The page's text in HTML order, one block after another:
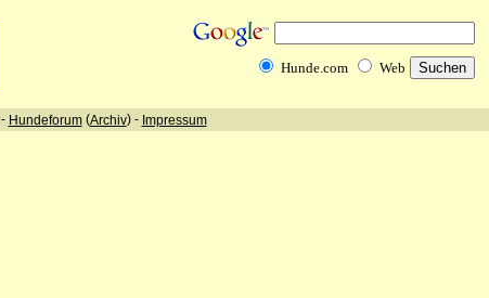
Hunde.com Web
- Hundeforum(Archiv) - Impressum